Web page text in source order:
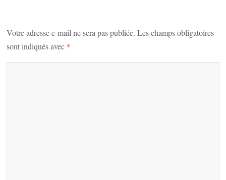
Votre adresse e-mail ne sera pas publiée. Les champs obligatoires
sont indiqués avec *